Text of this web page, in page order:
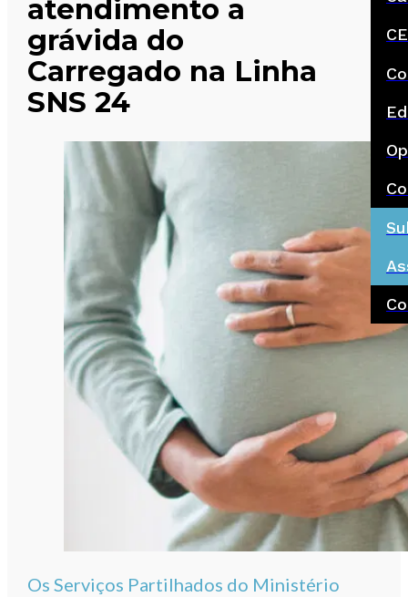
atendimento a
grávida do
Carregado na Linha
SNS 24
Os Serviços Partilhados do Ministério